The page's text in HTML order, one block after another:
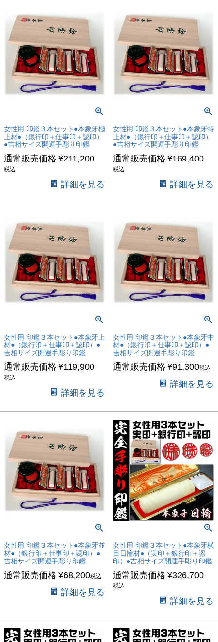
女性用 印鑑３本セット●本象牙極
上材●（銀行印＋仕事印＋認印）
●吉相サイズ開運手彫り印鑑
通常販売価格 ¥211,200
税込
詳細を見る
女性用 印鑑３本セット●本象牙特
上材●（銀行印＋仕事印＋認印）
●吉相サイズ開運手彫り印鑑
通常販売価格 ¥169,400
税込
詳細を見る
女性用 印鑑３本セット●本象牙上
材●（銀行印＋仕事印＋認印）●
吉相サイズ開運手彫り印鑑
通常販売価格 ¥119,900
税込
詳細を見る
女性用 印鑑３本セット●本象牙中
材●（銀行印＋仕事印＋認印）●
吉相サイズ開運手彫り印鑑
通常販売価格 ¥91,300税込
詳細を見る
女性用 印鑑３本セット●本象牙並
材●（銀行印＋仕事印＋認印）●
吉相サイズ開運手彫り印鑑
通常販売価格 ¥68,200税込
詳細を見る
女性用 印鑑３本セット●本象牙横
目日輪材●（実印＋銀行印＋認
印）●吉相サイズ開運手彫り印鑑
通常販売価格 ¥326,700
税込
詳細を見る